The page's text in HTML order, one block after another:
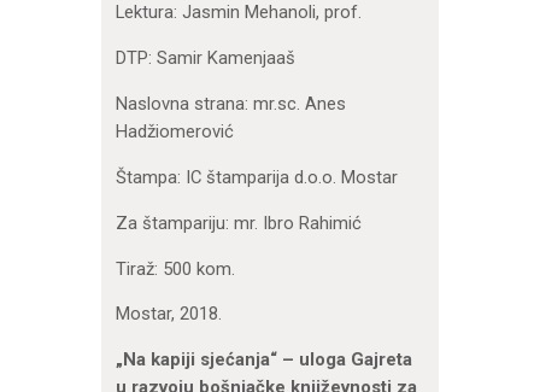
Lektura: Jasmin Mehanoli, prof.
DTP: Samir Kamenjaaš
Naslovna strana: mr.sc. Anes
Hadžiomerović
Štampa: IC štamparija d.o.o. Mostar
Za štampariju: mr. Ibro Rahimić
Tiraž: 500 kom.
Mostar, 2018.
„Na kapiji sjećanja“ – uloga Gajreta
u razvoju bošnjačke književnosti za